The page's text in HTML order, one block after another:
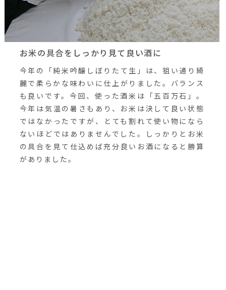
お米の具合をしっかり見て良い酒に
今年の「純米吟醸しぼりたて生」は、狙い通り綺
麗で柔らかな味わいに仕上がりました。バランス
も良いです。今回、使った酒米は「五百万石」。
今年は気温の暑さもあり、お米は決して良い状態
ではなかったですが、とても割れて使い物になら
ないほどではありませんでした。しっかりとお米
の具合を見て仕込めば充分良いお酒になると勝算
がありました。